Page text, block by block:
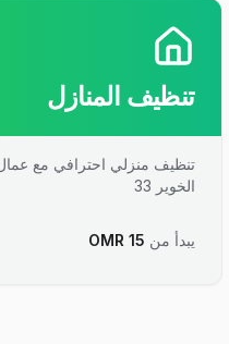
تنظيف المنازل
تنظيف منزلي احترافي مع
الخوير 33
يبدأ من OMR 15